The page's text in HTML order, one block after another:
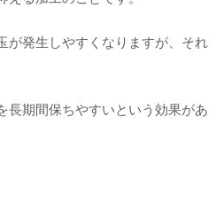
が発生しやすくなりますが、それ
長期間保ちやすいという効果があ